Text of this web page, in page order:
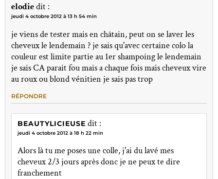
elodiedit :
jeudi 4 octobre 2012 à 13 h 54 min
je viens de tester mais en châtain, peut on se laver les
cheveux le lendemain ? je sais qu'avec certaine colo la
couleur est limite partie au 1er shampoing le lendemain
je sais CA parait fou mais a chaque fois mais cheveux vire
au roux ou blond vénitien je sais pas trop
RÉPONDRE
BEAUTYLICIEUSE dit :
jeudi 4 octobre 2012 à 18 h 22 min
Alors là tu me poses une colle, j'ai du lavé mes
cheveux 2/3 jours après donc je ne peux te dire
franchement